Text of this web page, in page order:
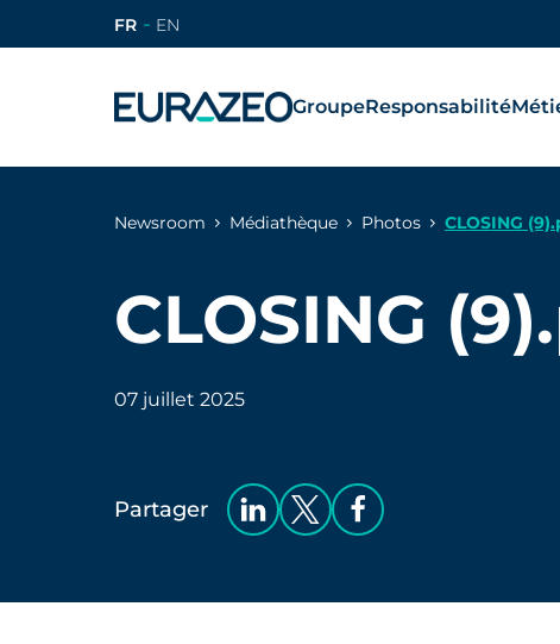
FR EN
GroupeResponsabilité
Newsroom Médiathèque Photos CLOSING
CLOSING
07 juillet 2025
Partager